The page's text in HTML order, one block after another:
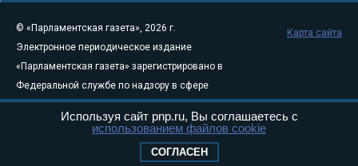
© «Парламентская газета», 2026 г.
Электронное периодическое издание
«Парламентская газета» зарегистрировано в
Федеральной службе по надзору в сфере
связи, информационных технологий и
массовых коммуникаций (Роскомнадзор) 05
Свидетельство о регистрации Эл № ФС77-
Карта сайта
Используя сайт pnp.ru, Вы соглашаетесь с
использованием файлов cookie
СОГЛАСЕН